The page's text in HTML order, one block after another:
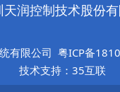
天润控制技术股份
有限公司 粤ICP备
技术支持：35互联